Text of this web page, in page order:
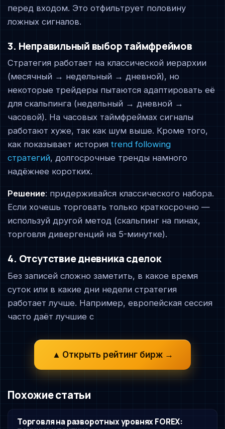
перед входом. Это отфильтрует половину
ложных сигналов.
3. Неправильный выбор таймфреймов
Стратегия работает на классической иерархии
(месячный → недельный → дневной), но
некоторые трейдеры пытаются адаптировать её
для скальпинга (недельный → дневной →
часовой). На часовых таймфреймах сигналы
работают хуже, так как шум выше. Кроме того,
как показывает историяtrend following
стратегий, долгосрочные тренды намного
надёжнее коротких.
Решение: придерживайся классического набора.
Если хочешь торговать только краткосрочно —
используй другой метод (скальпинг на пинах,
торговля дивергенций на 5-минутке).
4. Отсутствие дневника сделок
Без записей сложно заметить, в какое время
суток или в какие дни недели стратегия
работает лучше. Например, европейская сессия
часто даёт лучшие с
▲ Открыть рейтинг бирж →
Похожие статьи
Торговля на разворотных уровнях FOREX: